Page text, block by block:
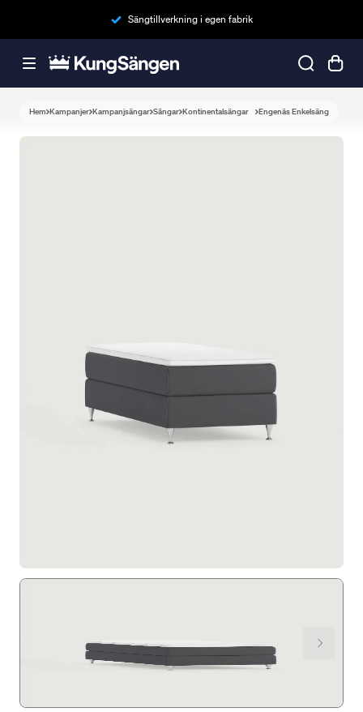
Sängtillverkning i egen fabrik
Hem Kampanjer Kampanjsängar Sängar Kontinentalsängar Engenäs Enkelsäng